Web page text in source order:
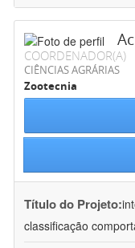
COORDENADOR(A)
CIÊNCIAS AGRÁRIAS
Zootecnia
Título do Projeto:
classificação